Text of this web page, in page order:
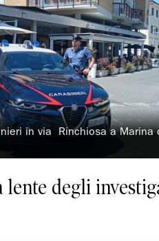
in via Rinchiosa a Marina
lente degli